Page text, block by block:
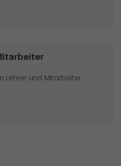
Lehrer und Mitarbeiter